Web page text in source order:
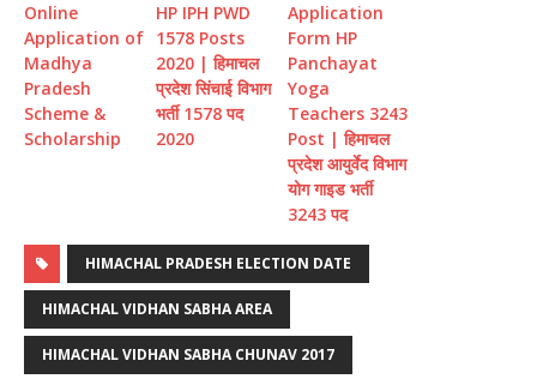
Online
Application of
Madhya
Pradesh
Scheme &
Scholarship
HP IPH PWD
1578 Posts
2020 | हिमाचल
प्रदेश सिंचाई विभाग
भर्ती 1578 पद
2020
Application
Form HP
Panchayat
Yoga
Teachers 3243
Post | हिमाचल
प्रदेश आयुर्वेद विभाग
योग गाइड भर्ती
3243 पद
HIMACHAL PRADESH ELECTION DATE
HIMACHAL VIDHAN SABHA AREA
HIMACHAL VIDHAN SABHA CHUNAV 2017